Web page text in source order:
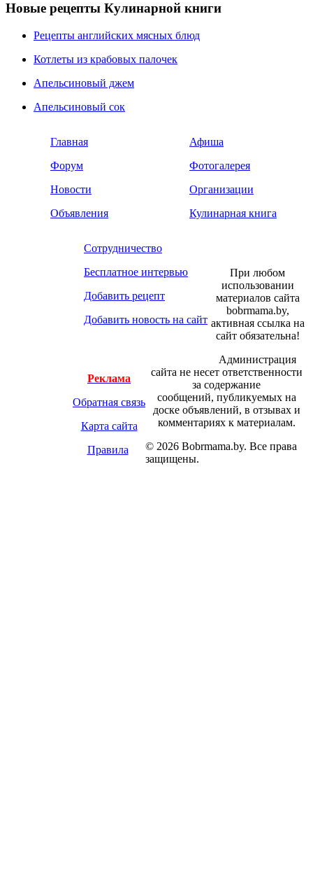
Новые рецепты Кулинарной книги
Рецепты английских мясных блюд
Котлеты из крабовых палочек
Апельсиновый джем
Апельсиновый сок
Главная
Форум
Новости
Объявления
Афиша
Фотогалерея
Организации
Кулинарная книга
Сотрудничество
Бесплатное интервью
Добавить рецепт
Добавить новость на сайт
Реклама
Обратная связь
Карта сайта
Правила
При любом
использовании
материалов сайта
bobrmama.by,
активная ссылка на
сайт обязательна!
Администрация
сайта не несет ответственности
за содержание
сообщений, публикуемых на
доске объявлений, в отзывах и
комментариях к материалам.
© 2026 Bobrmama.by. Все права
защищены.